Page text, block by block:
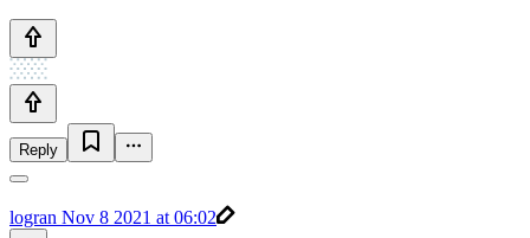
Reply
logran Nov 8 2021 at 06:02